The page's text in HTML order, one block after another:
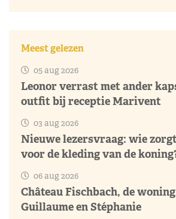
Meest gelezen
05 aug 2026
Leonor verrast met ander
outfit bij receptie Marivent
03 aug 2026
Nieuwe lezersvraag: wie
voor de kleding van de
06 aug 2026
Château Fischbach, de
Guillaume en Stéphanie